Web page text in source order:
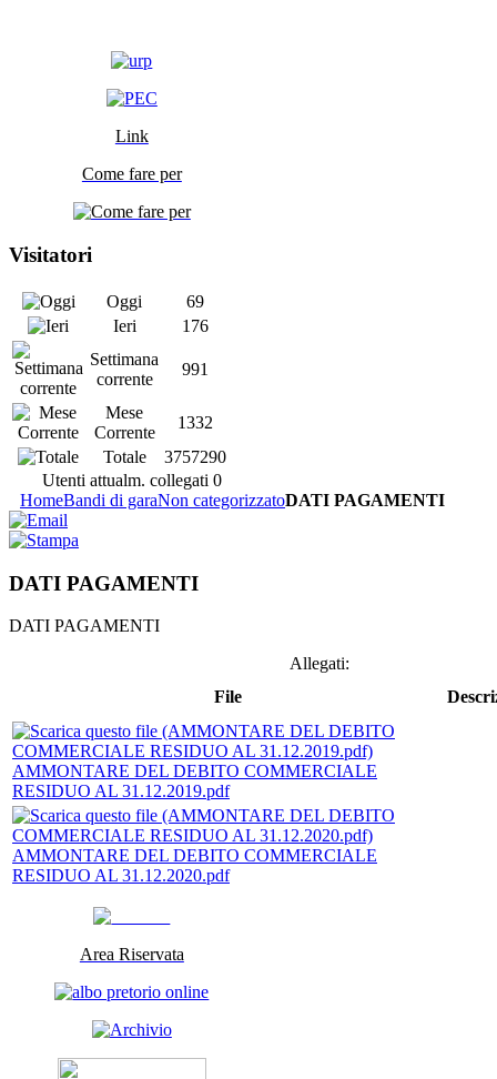
Link
Come fare per
Visitatori
Oggi
69
Ieri
176
Settimana
corrente
991
Mese
Corrente
1332
Totale
3757290
Utenti attualm. collegati 0
HomeBandi di garaNon categorizzatoDATI PAGAMENTI
DATI PAGAMENTI
DATI PAGAMENTI
Allegati:
File
AMMONTARE DEL DEBITO COMMERCIALE
RESIDUO AL 31.12.2019.pdf
AMMONTARE DEL DEBITO COMMERCIALE
RESIDUO AL 31.12.2020.pdf
Area Riservata